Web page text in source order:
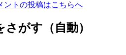
トの投稿はこちらへ
がす（自動）